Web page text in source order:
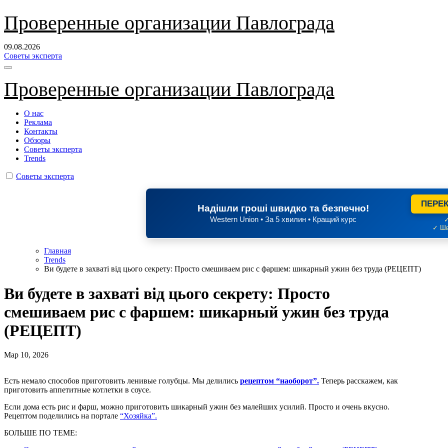
Перейти
содержанию
Проверенные организации Павлограда
09.08.2026
Советы эксперта
Проверенные организации Павлограда
О нас
Реклама
Контакты
Обзоры
Советы эксперта
Trends
Советы эксперта
Надішли гроші швидко та безпечно!
Western Union • За 5 хвилин • Кращий курс
✓
Главная
Trends
Ви будете в захваті від цього секрету: Просто смешиваем рис с фаршем: шикарный ужин без труда (РЕЦЕПТ)
Ви будете в захваті від цього секрету: Просто
смешиваем рис с фаршем: шикарный ужин без труда
(РЕЦЕПТ)
Мар 10, 2026
Есть немало способов приготовить ленивые голубцы. Мы делились рецептом “наоборот”. Теперь расскажем, как
приготовить аппетитные котлетки в соусе.
Если дома есть рис и фарш, можно приготовить шикарный ужин без малейших усилий. Просто и очень вкусно.
Рецептом поделились на портале “Хозяйка”.
БОЛЬШЕ ПО ТЕМЕ: